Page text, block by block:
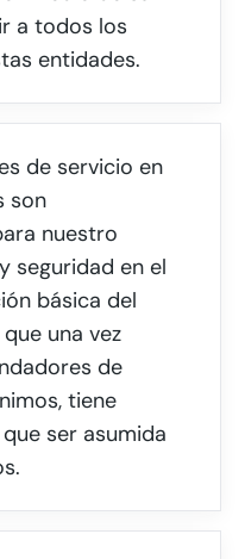
a todos los
entidades.
de servicio en
son
nuestro
seguridad en el
básica del
una vez
de
tiene
ser asumida